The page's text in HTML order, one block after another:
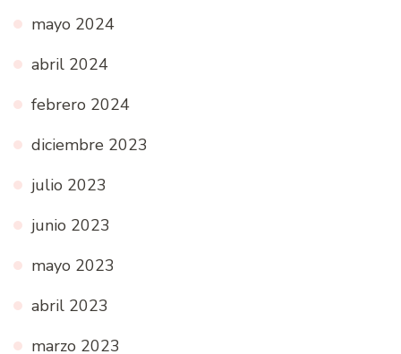
mayo 2024
abril 2024
febrero 2024
diciembre 2023
julio 2023
junio 2023
mayo 2023
abril 2023
marzo 2023